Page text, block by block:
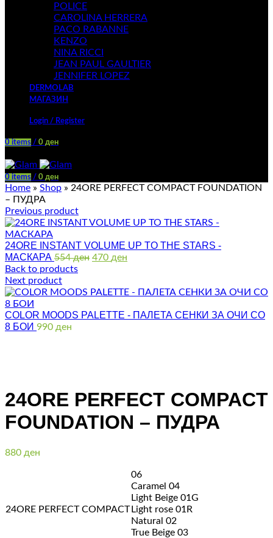
POLICE
CAROLINA HERRERA
PACO RABANNE
KENZO
NINA RICCI
JEAN PAUL GAULTIER
JENNIFER LOPEZ
DERMOLAB
МАГАЗИН
Login / Register
0 items / 0 ден
0 items / 0 ден
Home » Shop » 24ORE PERFECT COMPACT FOUNDATION
– ПУДРА
Previous product
24ORE INSTANT VOLUME UP TO THE STARS -
МАСКАРА 554ден Original
554 ден.
470 ден
470 ден.
Back to products
Next product
COLOR MOODS PALETTE - ПАЛЕТА СЕНКИ ЗА ОЧИ СО
8 БОИ 990 ден
24ORE PERFECT COMPACT
FOUNDATION – ПУДРА
880 ден
24ORE PERFECT COMPACT
06
Caramel 04
Light Beige 01G
Light rose 01R
Natural 02
True Beige 03